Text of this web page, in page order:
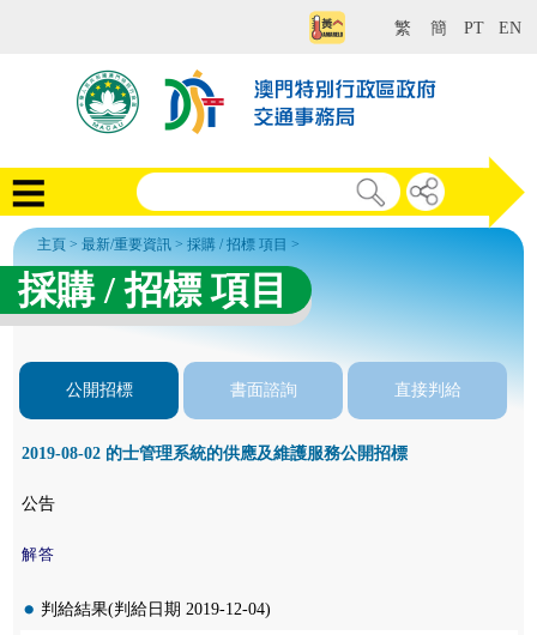
繁 簡 PT EN
主頁 >最新/重要資訊 >採購 / 招標 項目 >
採購 / 招標 項目
公開招標 書面諮詢 直接判給
2019-08-02 的士管理系統的供應及維護服務公開招標
公告
解答
判給結果(判給日期 2019-12-04)